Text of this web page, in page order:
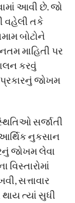
આવી છે. જો
વહેલી તકે
બોટોને
માહિતી પર
કરવું
જોખમ
સર્જાતી
નુકસાન
જોખમ લેવા
વિસ્તારોમાં
સત્તાવાર
ત્યાં સુધી